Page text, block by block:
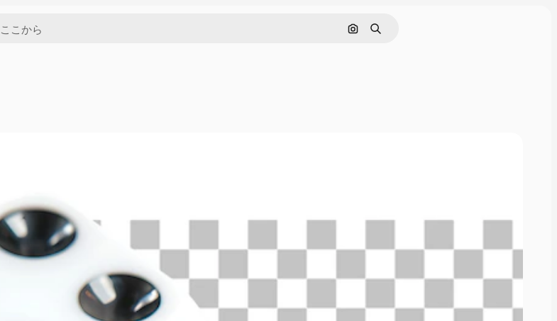
画像で検索
検索